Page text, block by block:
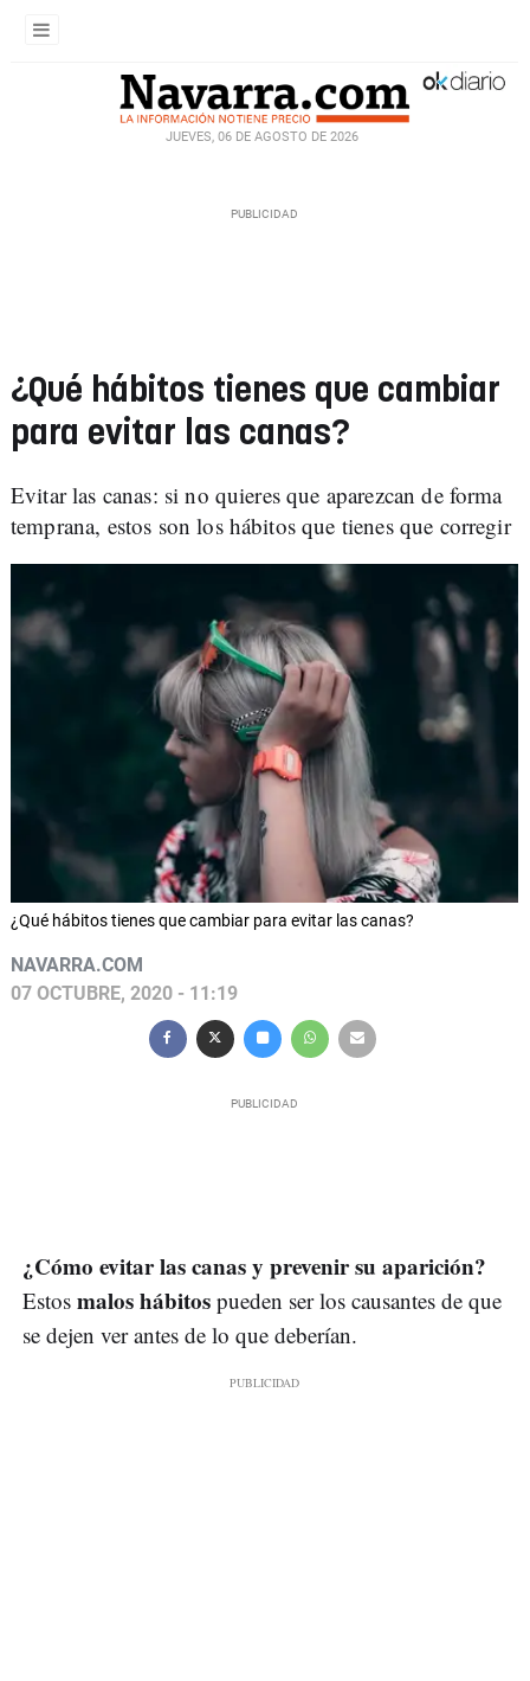
JUEVES, 06 DE AGOSTO DE 2026
¿Qué hábitos tienes que cambiar
para evitar las canas?
Evitar las canas: si no quieres que aparezcan de forma
temprana, estos son los hábitos que tienes que corregir
¿Qué hábitos tienes que cambiar para evitar las canas?
NAVARRA.COM
07 OCTUBRE, 2020 - 11:19
¿Cómo evitar las canas y prevenir su aparición?
Estos malos hábitos pueden ser los causantes de que
se dejen ver antes de lo que deberían.